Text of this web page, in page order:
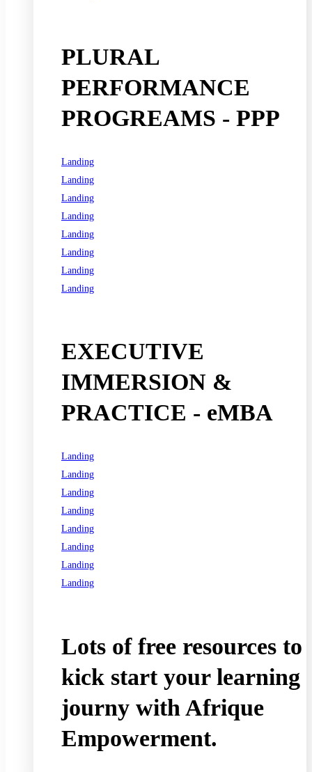
PLURAL
PERFORMANCE
PROGREAMS - PPP
Landing
Landing
Landing
Landing
Landing
Landing
Landing
Landing
EXECUTIVE
IMMERSION &
PRACTICE - eMBA
Landing
Landing
Landing
Landing
Landing
Landing
Landing
Landing
Lots of free resources to
kick start your learning
journy with Afrique
Empowerment.